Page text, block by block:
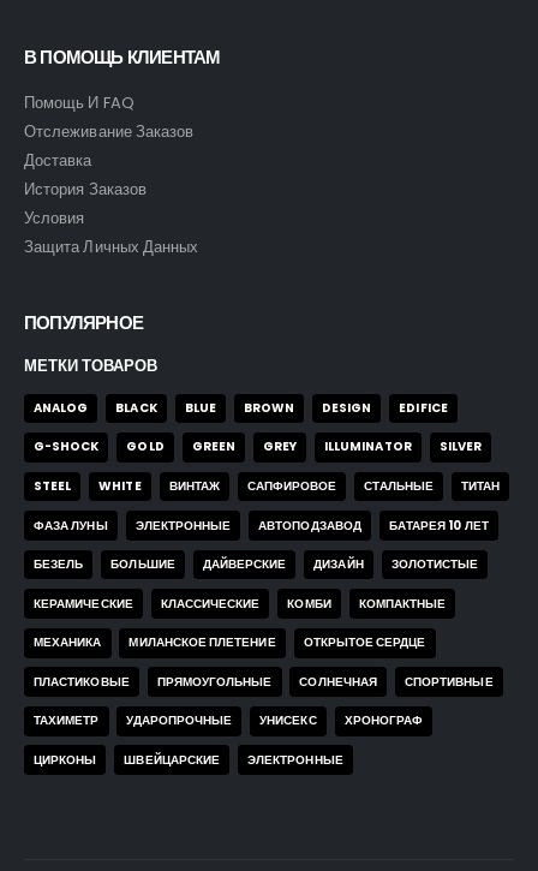
В ПОМОЩЬ КЛИЕНТАМ
Помощь И FAQ
Отслеживание Заказов
Доставка
История Заказов
Условия
Защита Личных Данных
ПОПУЛЯРНОЕ
МЕТКИ ТОВАРОВ
ANALOG BLACK BLUE BROWN DESIGN EDIFICE
G-SHOCK GOLD GREEN GREY ILLUMINATOR SILVER
STEEL WHITE ВИНТАЖ САПФИРОВОЕ СТАЛЬНЫЕ ТИТАН
ФАЗА ЛУНЫ ЭЛЕКТРОННЫЕ АВТОПОДЗАВОД БАТАРЕЯ 10 ЛЕТ
БЕЗЕЛЬ БОЛЬШИЕ ДАЙВЕРСКИЕ ДИЗАЙН ЗОЛОТИСТЫЕ
КЕРАМИЧЕСКИЕ КЛАССИЧЕСКИЕ КОМБИ КОМПАКТНЫЕ
МЕХАНИКА МИЛАНСКОЕ ПЛЕТЕНИЕ ОТКРЫТОЕ СЕРДЦЕ
ПЛАСТИКОВЫЕ ПРЯМОУГОЛЬНЫЕ СОЛНЕЧНАЯ СПОРТИВНЫЕ
ТАХИМЕТР УДАРОПРОЧНЫЕ УНИСЕКС ХРОНОГРАФ
ЦИРКОНЫ ШВЕЙЦАРСКИЕ ЭЛЕКТРОННЫЕ